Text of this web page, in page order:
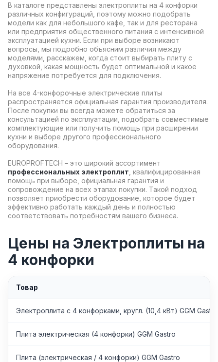
В каталоге представлены электроплиты на 4 конфорки
различных конфигураций, поэтому можно подобрать
модели как для небольшого кафе, так и для ресторана
или предприятия общественного питания с интенсивной
эксплуатацией кухни. Если при выборе возникают
вопросы, мы подробно объясним различия между
моделями, расскажем, когда стоит выбирать плиту с
духовкой, какая мощность будет оптимальной и какое
напряжение потребуется для подключения.
На все 4-конфорочные электрические плиты
распространяется официальная гарантия производителя.
После покупки вы всегда можете обратиться за
консультацией по эксплуатации, подобрать совместимые
комплектующие или получить помощь при расширении
кухни и выборе другого профессионального
оборудования.
EUROPROFTECH – это широкий ассортимент
профессиональных электроплит , квалифицированная
помощь при выборе, официальная гарантия и
сопровождение на всех этапах покупки. Такой подход
позволяет приобрести оборудование, которое будет
эффективно работать каждый день и полностью
соответствовать потребностям вашего бизнеса.
Цены на Электроплиты на
4 конфорки
Товар
Электроплита с 4 конфорками, кругл. (10,4 кВт) GGM Gastro
Плита электрическая (4 конфорки) GGM Gastro
Плита (электрическая / 4 конфорки) GGM Gastro